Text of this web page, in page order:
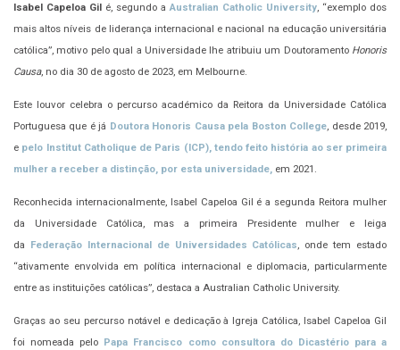
Isabel Capeloa Gil é, segundo aAustralian Catholic University, “exemplo dos
mais altos níveis de liderança internacional e nacional na educação universitária
católica”, motivo pelo qual a Universidade lhe atribuiu um Doutoramento Honoris
Causa, no dia 30 de agosto de 2023, em Melbourne.
Este louvor celebra o percurso académico da Reitora da Universidade Católica
Portuguesa que é já Doutora Honoris Causa pela Boston College, desde 2019,
e pelo Institut Catholique de Paris (ICP), tendo feito história ao ser primeira
mulher a receber a distinção, por esta universidade, em 2021.
Reconhecida internacionalmente, Isabel Capeloa Gil é a segunda Reitora mulher
da Universidade Católica, mas a primeira Presidente mulher e leiga
da Federação Internacional de Universidades Católicas, onde tem estado
“ativamente envolvida em política internacional e diplomacia, particularmente
entre as instituições católicas”, destaca a Australian Catholic University.
Graças ao seu percurso notável e dedicação à Igreja Católica, Isabel Capeloa Gil
foi nomeada pelo Papa Francisco como consultora do Dicastério para a